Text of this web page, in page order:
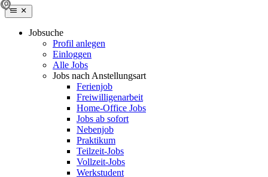
Jobsuche
Profil anlegen
Einloggen
Alle Jobs
Jobs nach Anstellungsart
Ferienjob
Freiwilligenarbeit
Home-Office Jobs
Jobs ab sofort
Nebenjob
Praktikum
Teilzeit-Jobs
Vollzeit-Jobs
Werkstudent